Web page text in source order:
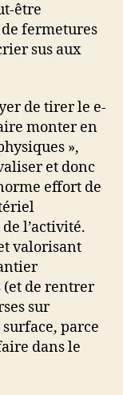
être
de fermetures
sus aux
de tirer le e-
monter en
»,
et donc
effort de
l’activité.
valorisant
(et de rentrer
sur
parce
dans le